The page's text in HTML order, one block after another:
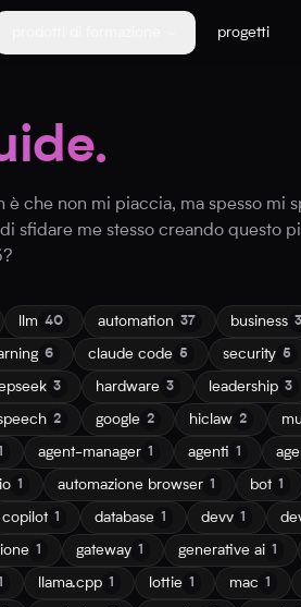
progetti
che non mi piaccia, ma spesso mi
sfidare me stesso creando questo
llm 40 automation 37 business
6 claude code 5 security 5
3 hardware 3 leadership 3
2 google 2 hiclaw 2
agent-manager 1 agenti 1
1 automazione browser 1 bot 1
copilot 1 database 1 devv 1
1 gateway 1 generative ai 1
llama.cpp 1 lottie 1 mac 1